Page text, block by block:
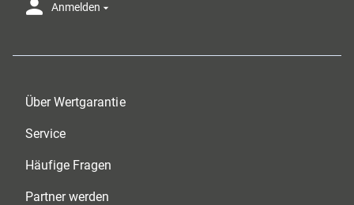
Anmelden
Über Wertgarantie
Service
Häufige Fragen
Partner werden